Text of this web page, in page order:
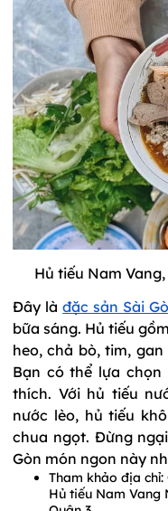
Hủ tiếu Nam
Đây làđặc sản Sài
bữa sáng. Hủ tiếu
heo, chả bò, tim,
Bạn có thể lựa
thích. Với hủ tiếu
nước lèo, hủ tiếu
chua ngọt. Đừng
Gòn món ngon này
Tham khảo địa
Hủ tiếu Nam Vang